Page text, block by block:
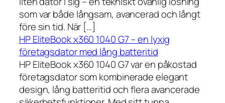
som var både långsam, avancerad och långt
före sin tid. När […]
HP EliteBook x360 1040 G7 – en lyxig
företagsdator med lång batteritid
HP EliteBook x360 1040 G7 var en påkostad
företagsdator som kombinerade elegant
design, lång batteritid och flera avancerade